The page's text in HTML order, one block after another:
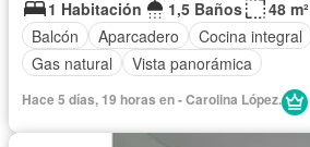
1 Habitación
1,5 Baños
48 m²
Balcón
Aparcadero Cocina integral
Gas natural
Vista panorámica
Hace 5 días, 19 horas en - Carolina López.